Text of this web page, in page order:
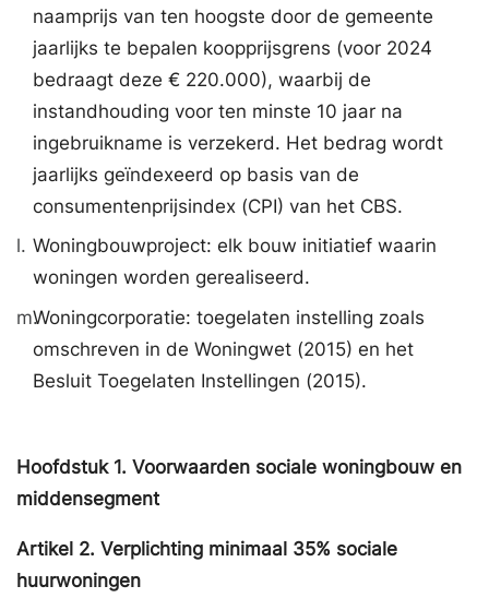
naamprijs van ten hoogste door de gemeente
jaarlijks te bepalen koopprijsgrens (voor 2024
bedraagt deze € 220.000), waarbij de
instandhouding voor ten minste 10 jaar na
ingebruikname is verzekerd. Het bedrag wordt
jaarlijks geïndexeerd op basis van de
consumentenprijsindex (CPI) van het CBS.
l. Woningbouwproject: elk bouw initiatief waarin
woningen worden gerealiseerd.
m.Woningcorporatie: toegelaten instelling zoals
omschreven in de Woningwet (2015) en het
Besluit Toegelaten Instellingen (2015).
Hoofdstuk 1. Voorwaarden sociale woningbouw en
middensegment
Artikel 2. Verplichting minimaal 35% sociale
huurwoningen